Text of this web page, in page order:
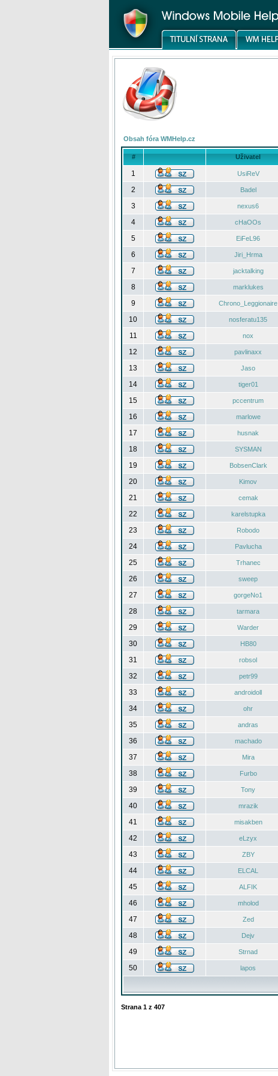
Obsah fóra WMHelp.cz
# Uživatel
1 UsiReV
2
Badel
3
nexus6
4
cHaOOs
5
EiFeL96
6
Jiri_Hrma
7
jacktalking
8
marklukes
9
Chrono_Leggionaire
10
nosferatu135
11
nox
12
pavlinaxx
13
Jaso
14
tiger01
15
pccentrum
16
marlowe
17
husnak
18
SYSMAN
19
BobsenClark
20
Kimov
21
cemak
22
karelstupka
23
Robodo
24
Pavlucha
25
Trhanec
26
sweep
27
gorgeNo1
28
tarmara
29
Warder
30
HB80
31
robsol
32
petr99
33
androidoll
34
ohr
35
andras
36
machado
37
Mira
38
Furbo
39
Tony
40
mrazik
41
misakben
42
eLzyx
43
ZBY
44
ELCAL
45
ALFIK
46
mholod
47
Zed
48
Dejv
49
Strnad
50
lapos
Strana 1 z 407